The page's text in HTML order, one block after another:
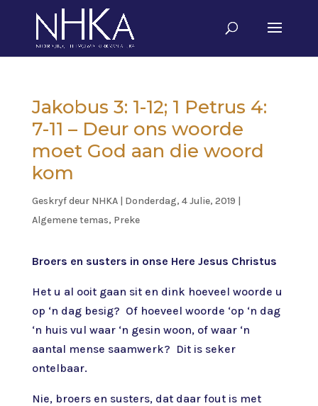
Jakobus 3: 1-12; 1 Petrus 4:
7-11 – Deur ons woorde
moet God aan die woord
kom
Geskryf deur NHKA| Donderdag, 4 Julie, 2019 |
Algemene temas, Preke
Broers en susters in onse Here Jesus Christus
Het u al ooit gaan sit en dink hoeveel woorde u
op ‘n dag besig? Of hoeveel woorde ‘op ‘n dag
‘n huis vul waar ‘n gesin woon, of waar ‘n
aantal mense saamwerk? Dit is seker
ontelbaar.
Nie, broers en susters, dat daar fout is met